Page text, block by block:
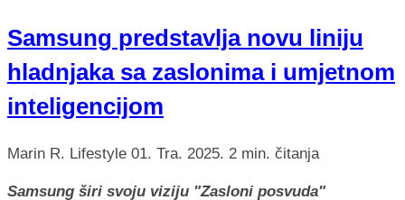
Samsung predstavlja novu liniju
hladnjaka sa zaslonima i umjetnom
inteligencijom
Marin R. Lifestyle 01. Tra. 2025. 2 min. čitanja
Samsung širi svoju viziju "Zasloni posvuda"